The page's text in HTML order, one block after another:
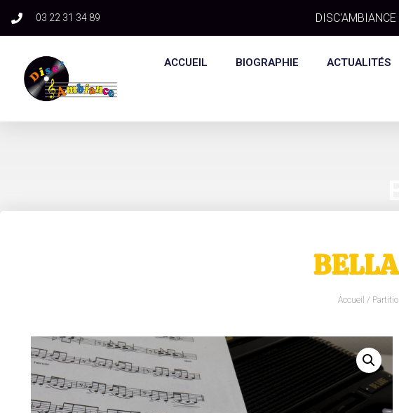
03 22 31 34 89​
ACCUEIL BIOGRAPHIE ACTUALITÉS
Accueil /